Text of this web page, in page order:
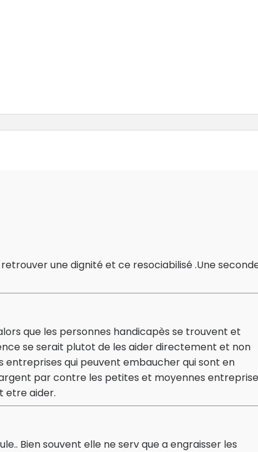
une dignité et ce resociabilisé .Une
que les personnes handicapès se trouvent et
se serait plutot de les aider directement et non
qui peuvent embaucher qui sont en
par contre les petites et moyennes
etre aider.
Bien souvent elle ne serv que a engraisser les